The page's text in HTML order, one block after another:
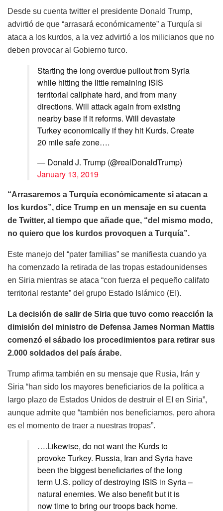
Desde su cuenta twitter el presidente Donald Trump,
advirtió de que “arrasará económicamente” a Turquía si
ataca a los kurdos, a la vez advirtió a los milicianos que no
deben provocar al Gobierno turco.
Starting the long overdue pullout from Syria
while hitting the little remaining ISIS
territorial caliphate hard, and from many
directions. Will attack again from existing
nearby base if it reforms. Will devastate
Turkey economically if they hit Kurds. Create
20 mile safe zone….
— Donald J. Trump (@realDonaldTrump)
January 13, 2019
“Arrasaremos a Turquía económicamente si atacan a
los kurdos”, dice Trump en un mensaje en su cuenta
de Twitter, al tiempo que añade que, “del mismo modo,
no quiero que los kurdos provoquen a Turquía”.
Este manejo del “pater familias” se manifiesta cuando ya
ha comenzado la retirada de las tropas estadounidenses
en Siria mientras se ataca “con fuerza el pequeño califato
territorial restante” del grupo Estado Islámico (EI).
La decisión de salir de Siria que tuvo como reacción la
dimisión del ministro de Defensa James Norman Mattis
comenzó el sábado los procedimientos para retirar sus
2.000 soldados del país árabe.
Trump afirma también en su mensaje que Rusia, Irán y
Siria “han sido los mayores beneficiarios de la política a
largo plazo de Estados Unidos de destruir el EI en Siria”,
aunque admite que “también nos beneficiamos, pero ahora
es el momento de traer a nuestras tropas”.
….Likewise, do not want the Kurds to
provoke Turkey. Russia, Iran and Syria have
been the biggest beneficiaries of the long
term U.S. policy of destroying ISIS in Syria –
natural enemies. We also benefit but it is
now time to bring our troops back home.